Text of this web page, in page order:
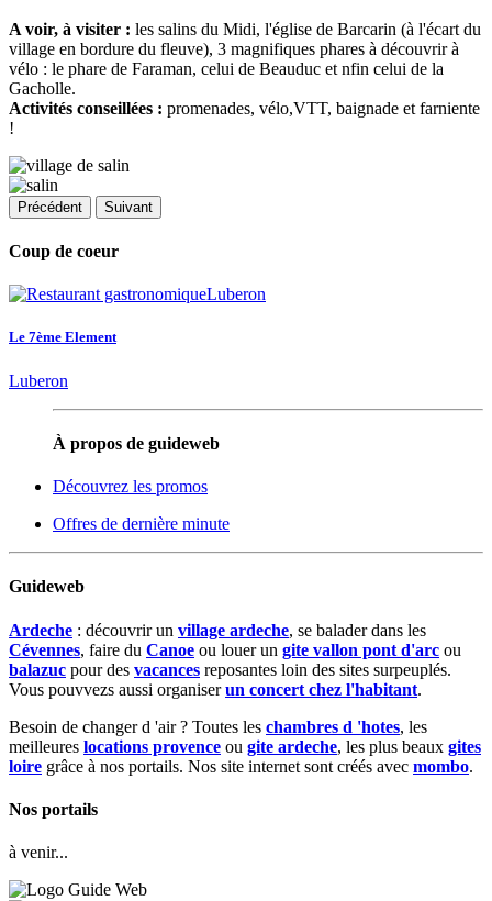
A voir, à visiter : les salins du Midi, l'église de Barcarin (à l'écart du
village en bordure du fleuve), 3 magnifiques phares à découvrir à
vélo : le phare de Faraman, celui de Beauduc et nfin celui de la
Gacholle.
Activités conseillées : promenades, vélo,VTT, baignade et farniente
!
Précédent Suivant
Coup de coeur
Le 7ème Element
Luberon
À propos de guideweb
Découvrez les promos
Offres de dernière minute
Guideweb
Ardeche : découvrir un village ardeche, se balader dans les
Cévennes, faire du Canoe ou louer un gite vallon pont d'arc ou
balazuc pour des vacances reposantes loin des sites surpeuplés.
Vous pouvvezs aussi organiserun concert chez l'habitant.
Besoin de changer d 'air ? Toutes les chambres d 'hotes, les
meilleures locations provence ou gite ardeche, les plus beaux gites
loire grâce à nos portails. Nos site internet sont créés avec mombo.
Nos portails
à venir...